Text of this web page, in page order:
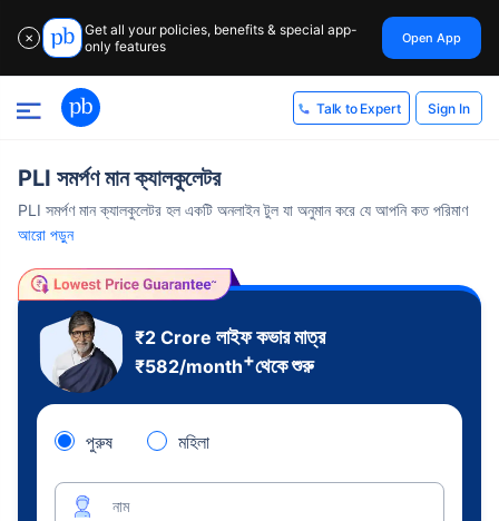
✕
Get all your policies, benefits & special app-
only features
Open App
Talk to Expert Sign In
PLI সমর্পণ মান ক্যালকুলেটর
PLI সমর্পণ মান ক্যালকুলেটর হল একটি অনলাইন টুল যা অনুমান করে যে আপনি কত পরিমাণ
আরো পড়ুন
₹2 Crore লাইফ কভার মাত্র
₹582/month+থেকে শুরু
পুরুষ মহিলা
নাম